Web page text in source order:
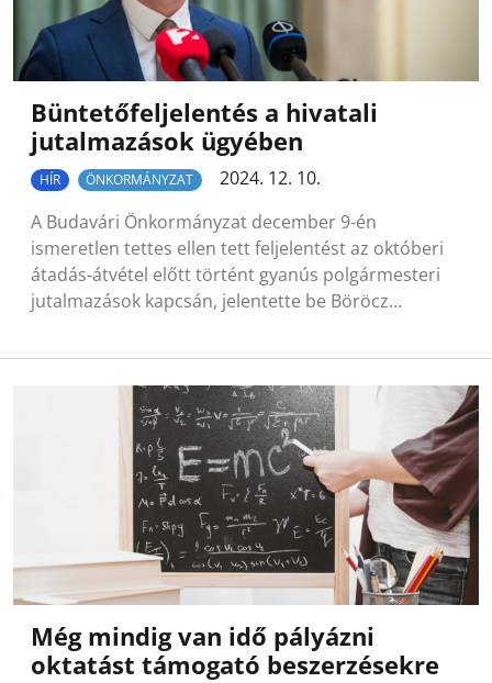
Büntetőfeljelentés a hivatali
jutalmazások ügyében
HÍR ÖNKORMÁNYZAT
2024. 12. 10.
A Budavári Önkormányzat december 9-én
ismeretlen tettes ellen tett feljelentést az októberi
átadás-átvétel előtt történt gyanús polgármesteri
jutalmazások kapcsán, jelentette be Böröcz…
Még mindig van idő pályázni
oktatást támogató beszerzésekre